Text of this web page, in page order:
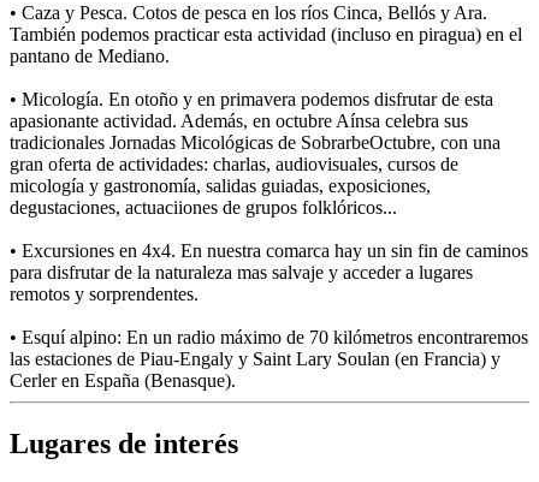
• Caza y Pesca. Cotos de pesca en los ríos Cinca, Bellós y Ara.
También podemos practicar esta actividad (incluso en piragua) en el
pantano de Mediano.
• Micología. En otoño y en primavera podemos disfrutar de esta
apasionante actividad. Además, en octubre Aínsa celebra sus
tradicionales Jornadas Micológicas de SobrarbeOctubre, con una
gran oferta de actividades: charlas, audiovisuales, cursos de
micología y gastronomía, salidas guiadas, exposiciones,
degustaciones, actuaciiones de grupos folklóricos...
• Excursiones en 4x4. En nuestra comarca hay un sin fin de caminos
para disfrutar de la naturaleza mas salvaje y acceder a lugares
remotos y sorprendentes.
• Esquí alpino: En un radio máximo de 70 kilómetros encontraremos
las estaciones de Piau-Engaly y Saint Lary Soulan (en Francia) y
Cerler en España (Benasque).
Lugares de interés